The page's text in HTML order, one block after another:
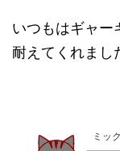
いつもはギャー
耐えてくれまし
ミック